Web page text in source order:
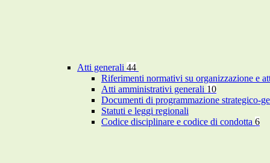
Atti generali 44
Riferimenti normativi su organizzazione e
Atti amministrativi generali 10
Documenti di programmazione strategico-
Statuti e leggi regionali
Codice disciplinare e codice di condotta 6